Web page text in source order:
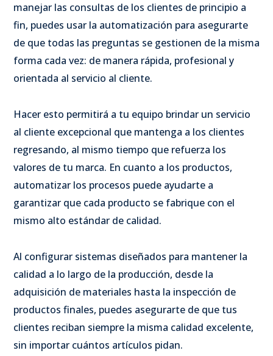
manejar las consultas de los clientes de principio a
fin, puedes usar la automatización para asegurarte
de que todas las preguntas se gestionen de la misma
forma cada vez: de manera rápida, profesional y
orientada al servicio al cliente.
Hacer esto permitirá a tu equipo brindar un servicio
al cliente excepcional que mantenga a los clientes
regresando, al mismo tiempo que refuerza los
valores de tu marca. En cuanto a los productos,
automatizar los procesos puede ayudarte a
garantizar que cada producto se fabrique con el
mismo alto estándar de calidad.
Al configurar sistemas diseñados para mantener la
calidad a lo largo de la producción, desde la
adquisición de materiales hasta la inspección de
productos finales, puedes asegurarte de que tus
clientes reciban siempre la misma calidad excelente,
sin importar cuántos artículos pidan.